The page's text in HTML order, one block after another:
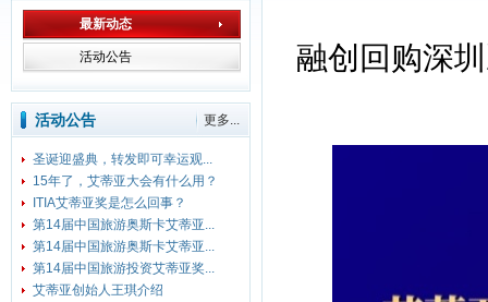
最新动态
活动公告
更多...
活动公告
圣诞迎盛典，转发即可幸运观...
15年了，艾蒂亚大会有什么用？
ITIA艾蒂亚奖是怎么回事？
第14届中国旅游奥斯卡艾蒂亚...
第14届中国旅游奥斯卡艾蒂亚...
第14届中国旅游投资艾蒂亚奖...
艾蒂亚创始人王琪介绍
融创回购深